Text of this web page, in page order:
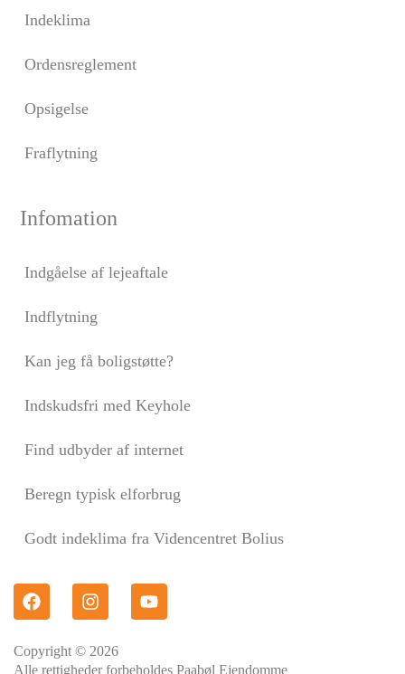
Indeklima
Ordensreglement
Opsigelse
Fraflytning
Infomation
Indgåelse af lejeaftale
Indflytning
Kan jeg få boligstøtte?
Indskudsfri med Keyhole
Find udbyder af internet
Beregn typisk elforbrug
Godt indeklima fra Videncentret Bolius
Copyright © 2026
Alle rettigheder forbeholdes Paabøl Ejendomme